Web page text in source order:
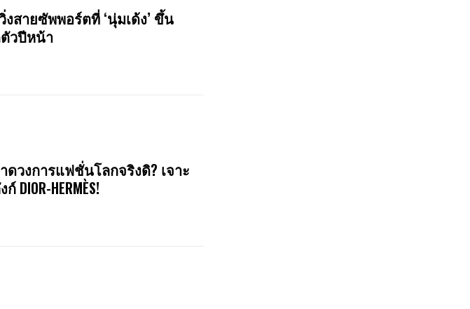
าวิ่งสายซัพพอร์ตที่ ‘นุ่มเด้ง’ ขึ้น
ตัวปีหน้า
วงการแฟชั่นโลกจริงดิ? เจาะ
DIOR-HERMÈS!